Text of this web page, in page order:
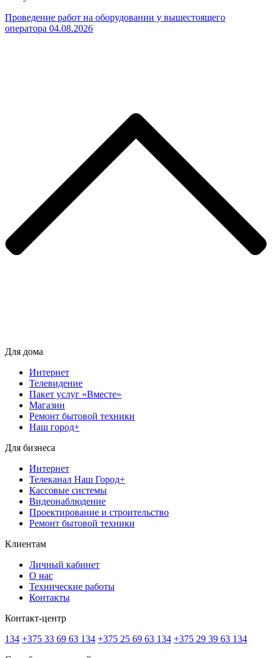
Проведение работ на оборудовании у вышестоящего
оператора 04.08.2026
Для дома
Интернет
Телевидение
Пакет услуг «Вместе»
Магазин
Ремонт бытовой техники
Наш город+
Для бизнеса
Интернет
Телеканал Наш Город+
Кассовые системы
Видеонаблюдение
Проектирование и строительство
Ремонт бытовой техники
Клиентам
Личный кабинет
О нас
Технические работы
Контакты
Контакт-центр
134 +375 33 69 63 134 +375 25 69 63 134 +375 29 39 63 134